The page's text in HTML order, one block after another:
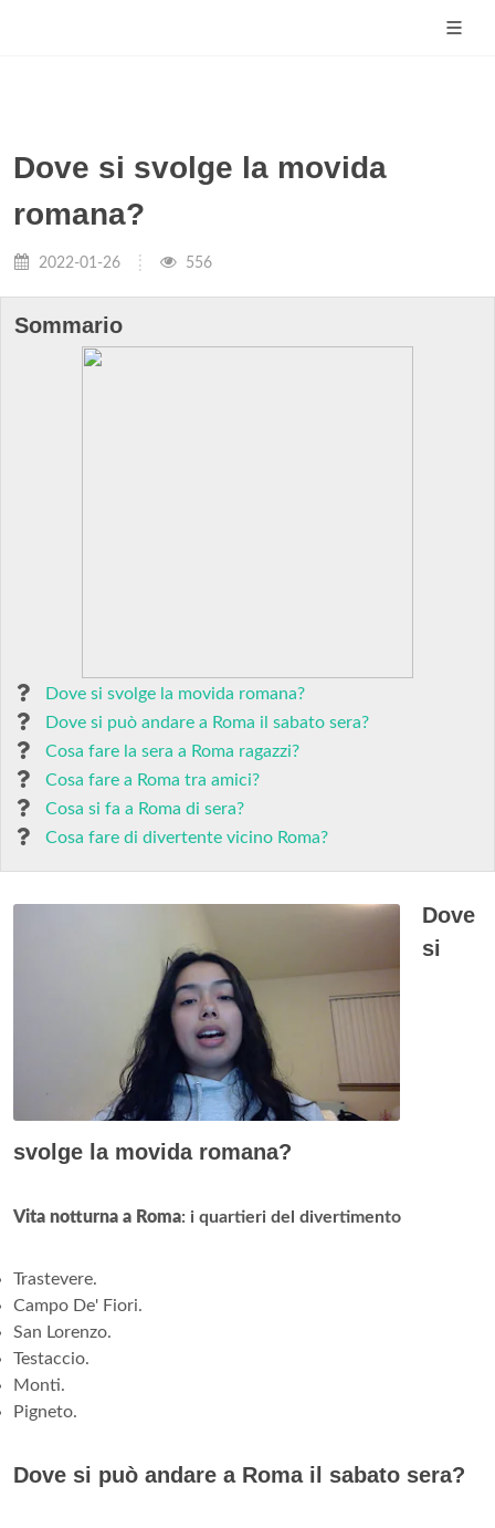
Dove si svolge la movida
romana?
2022-01-26 556
Sommario
Dove si svolge la movida romana?
Dove si può andare a Roma il sabato sera?
Cosa fare la sera a Roma ragazzi?
Cosa fare a Roma tra amici?
Cosa si fa a Roma di sera?
Cosa fare di divertente vicino Roma?
Dove
si
svolge la movida romana?
Vita notturna a Roma: i quartieri del divertimento
Trastevere.
Campo De' Fiori.
San Lorenzo.
Testaccio.
Monti.
Pigneto.
Dove si può andare a Roma il sabato sera?